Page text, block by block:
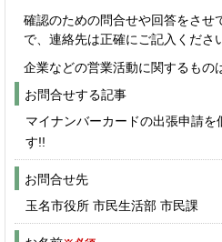
確認のための問合せや回答をさせ
で、連絡先は正確にご記入くださ
企業などの営業活動に関するもの
お問合せする記事
マイナンバーカードの出張申請を
す!!
お問合せ先
玉名市役所 市民生活部 市民課